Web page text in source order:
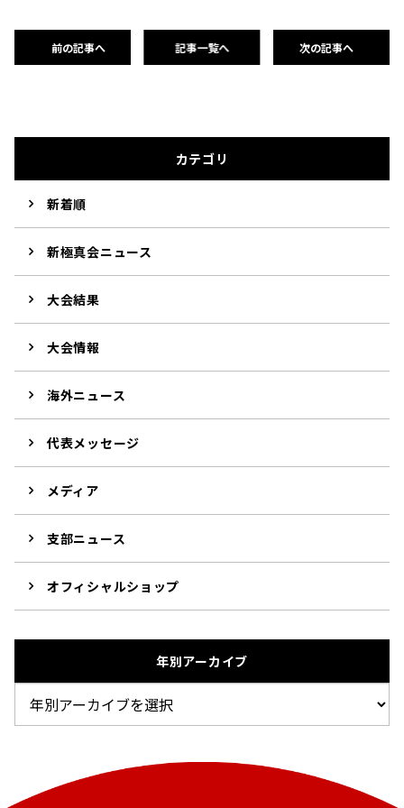
前の記事へ 記事一覧へ 次の記事へ
カテゴリ
新着順
新極真会ニュース
大会結果
大会情報
海外ニュース
代表メッセージ
メディア
支部ニュース
オフィシャルショップ
年別アーカイブ